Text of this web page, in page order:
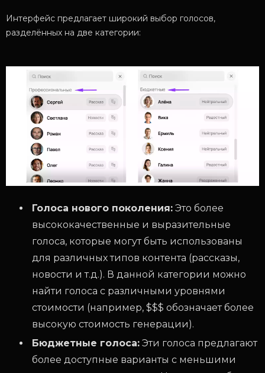
Интерфейс предлагает широкий выбор голосов,
разделённых на две категории:
Голоса нового поколения: Это более
высококачественные и выразительные
голоса, которые могут быть использованы
для различных типов контента (рассказы,
новости и т.д.). В данной категории можно
найти голоса с различными уровнями
стоимости (например, $$$ обозначает более
высокую стоимость генерации).
Бюджетные голоса: Эти голоса предлагают
более доступные варианты с меньшими